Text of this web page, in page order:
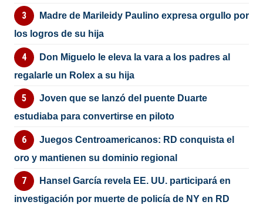
Madre de Marileidy Paulino expresa orgullo por
los logros de su hija
Don Miguelo le eleva la vara a los padres al
regalarle un Rolex a su hija
Joven que se lanzó del puente Duarte
estudiaba para convertirse en piloto
Juegos Centroamericanos: RD conquista el
oro y mantienen su dominio regional
Hansel García revela EE. UU. participará en
investigación por muerte de policía de NY en RD